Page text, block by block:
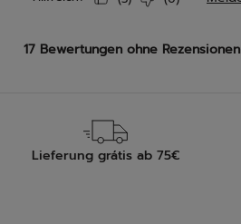
Lieferung grátis ab 75€